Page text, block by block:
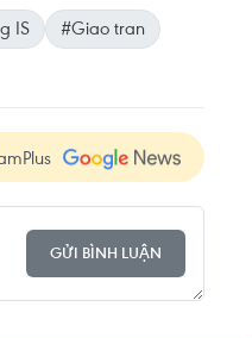
IS
#Giao tran
GỬI BÌNH LUẬN